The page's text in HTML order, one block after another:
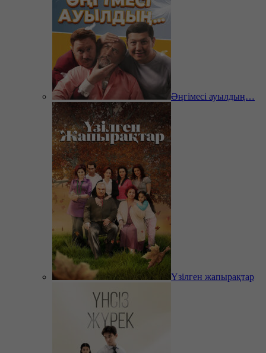
Әңгімесі ауылдың…
Үзілген жапырақтар